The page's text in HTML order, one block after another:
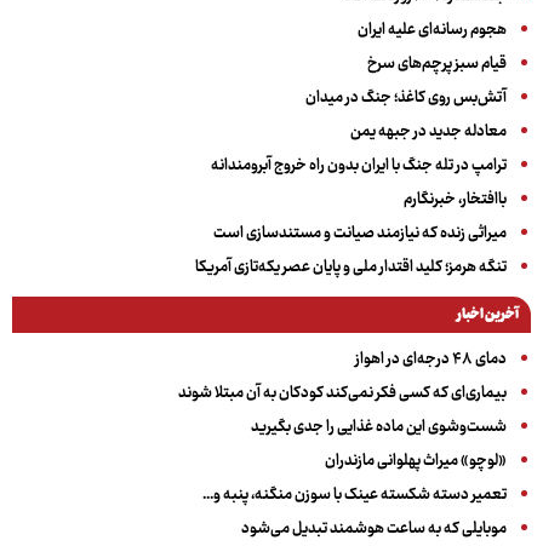
هجوم رسانه‌ای علیه ایران
قیام سبز پرچم‌های سرخ
آتش‌بس روی کاغذ؛ جنگ در میدان
معادله جدید در جبهه یمن
ترامپ در تله جنگ با ایران بدون راه خروج آبرومندانه
باافتخار، خبرنگارم
میراثی زنده که نیازمند صیانت و مستندسازی است
تنگه هرمز؛ کلید اقتدار ملی و پایان عصر یکه‌تازی آمریکا
آخرین اخبار
دمای ۴۸ درجه‌ای در اهواز
بیماری‌ای که کسی فکر نمی‌کند کودکان به آن مبتلا شوند
شست‌وشوی این ماده غذایی را جدی بگیرید
«لوچو» میراث پهلوانی مازندران
تعمیر دسته شکسته عینک با سوزن منگنه، پنبه و...
موبایلی که به ساعت هوشمند تبدیل می‌شود